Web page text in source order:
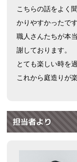
こちらの話をよく
かりやすかったです
職人さんたちが本
謝しております。
とても楽しい時を
これから庭造りが
担当者より